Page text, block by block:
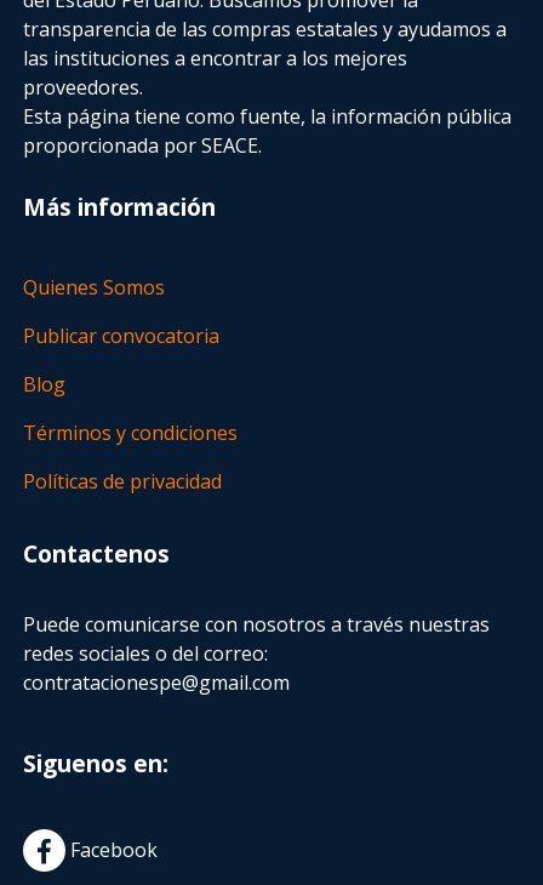
transparencia de las compras estatalesy ayudamos a
las instituciones a encontrar a los mejores
proveedores.
Esta página tiene como fuente, la información pública
proporcionada por SEACE.
Más información
Quienes Somos
Publicar convocatoria
Blog
Términos y condiciones
Políticas de privacidad
Contactenos
Puede comunicarse con nosotros a través nuestras
redes sociales o del correo:
contratacionespe@gmail.com
Siguenos en:
Facebook